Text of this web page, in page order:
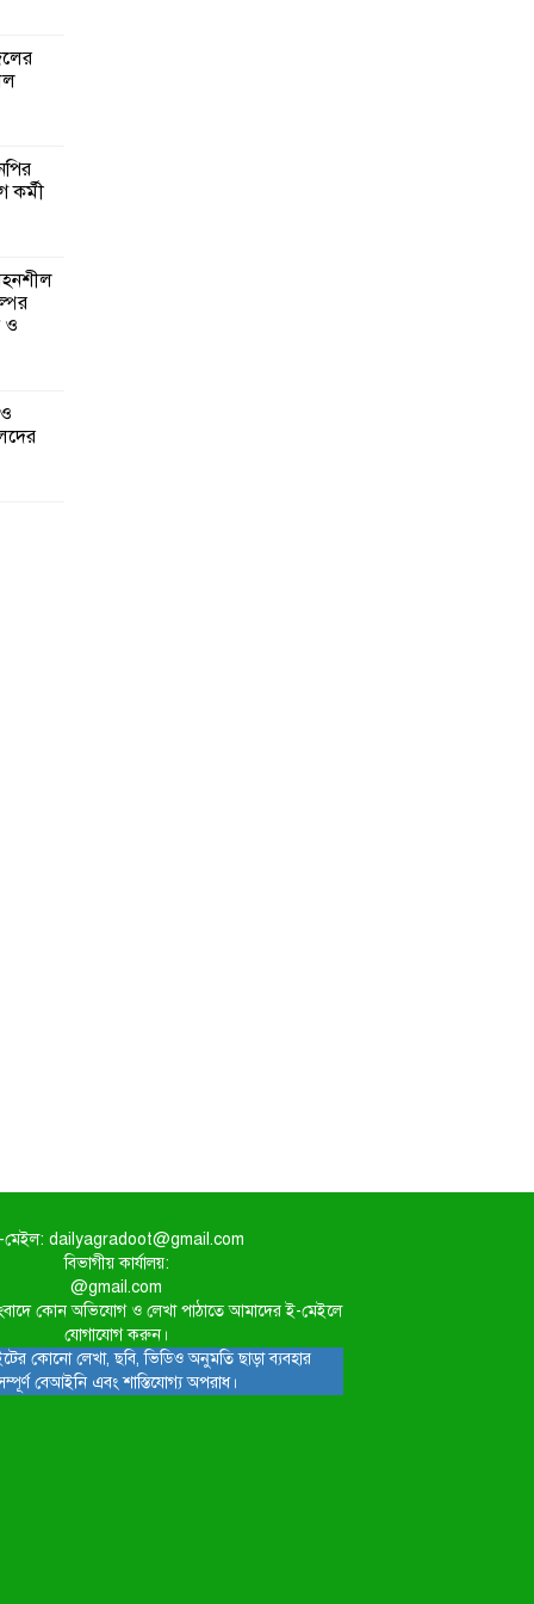
কর্মী
ও
মেইল: dailyagradoot@gmail.com
বিভাগীয় কার্যালয়:
@gmail.com
কোন অভিযোগ ও লেখা পাঠাতে আমাদের ই-মেইলে
যোগাযোগ করুন।
কোনো লেখা, ছবি, ভিডিও অনুমতি ছাড়া ব্যবহার
বেআইনি এবং শাস্তিযোগ্য অপরাধ।